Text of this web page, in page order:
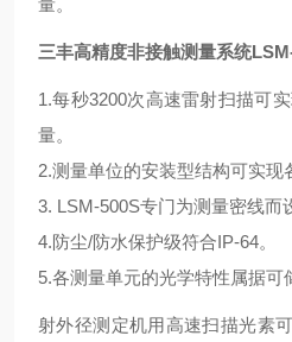
量。
三丰高精度非接触测量系统
1.每秒3200次高速雷射扫描可
量。
2.测量单位的安装型结构可实现
3. LSM-500S专门为测量密线而
4.防尘/防水保护级符合IP-64。
5.各测量单元的光学特性属据可
射外径测定机用高速扫描光素